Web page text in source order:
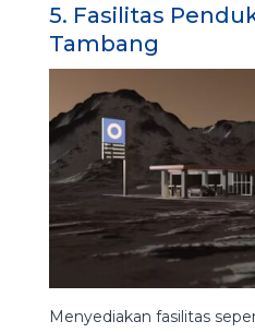
5. Fasilitas
Tambang
Menyediakan fasilitas